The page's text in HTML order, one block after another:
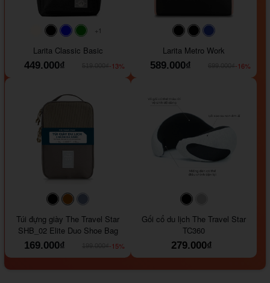
#faf0e6
#000000#0000FF#008000
+1
Larita Classic Basic
449.000₫
-13%
#000000#000000
Larita Metro Work
589.000₫
-16%
#000000#964B00
Túi đựng giày The Travel Star
SHB_02 Elite Duo Shoe Bag
169.000₫
-15%
#000000
Gối cổ du lịch The Travel Star
TC360
279.000₫